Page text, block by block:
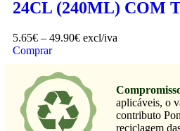
24CL (240ML) COM
5.65€ – 49.90€ excl/iva
Comprar
aplicáveis, o
contributo
reciclagem